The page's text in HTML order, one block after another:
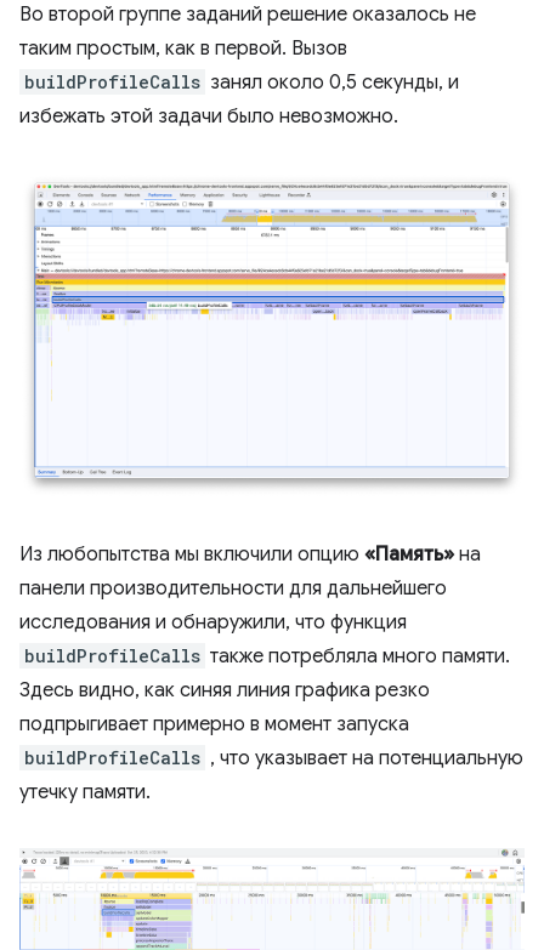
Во второй группе заданий решение оказалось не
таким простым, как в первой. Вызов
buildProfileCalls занял около 0,5 секунды, и
избежать этой задачи было невозможно.
Из любопытства мы включили опцию «Память» на
панели производительности для дальнейшего
исследования и обнаружили, что функция
buildProfileCalls также потребляла много памяти.
Здесь видно, как синяя линия графика резко
подпрыгивает примерно в момент запуска
buildProfileCalls , что указывает на потенциальную
утечку памяти.